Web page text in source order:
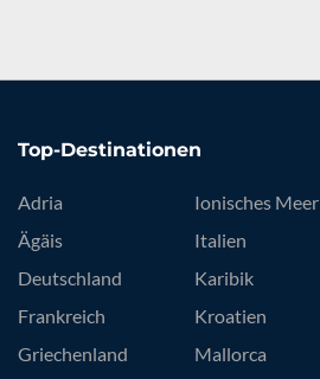
Top-Destinationen
Adria
Ägäis
Deutschland
Frankreich
Griechenland
Ionisches Meer
Italien
Karibik
Kroatien
Mallorca